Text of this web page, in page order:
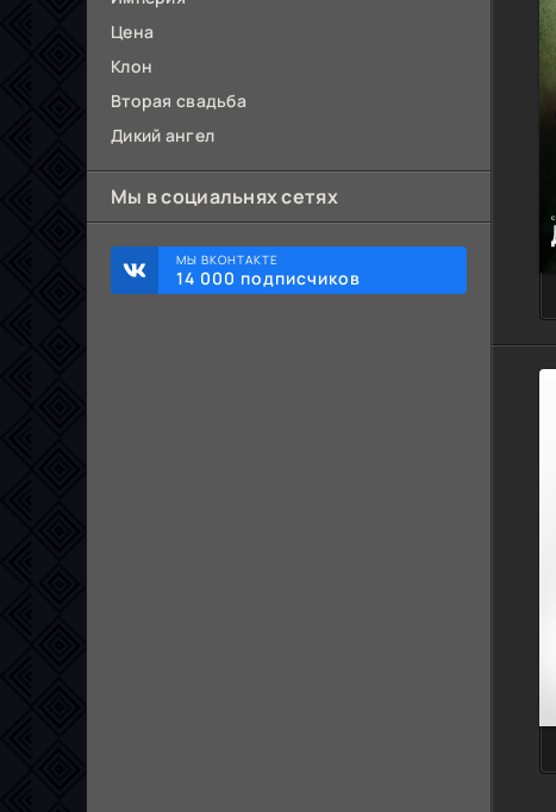
Цена
Клон
Вторая свадьба
Дикий ангел
Мы в социальнях сетях
МЫ ВКОНТАКТЕ
14 000 подписчиков